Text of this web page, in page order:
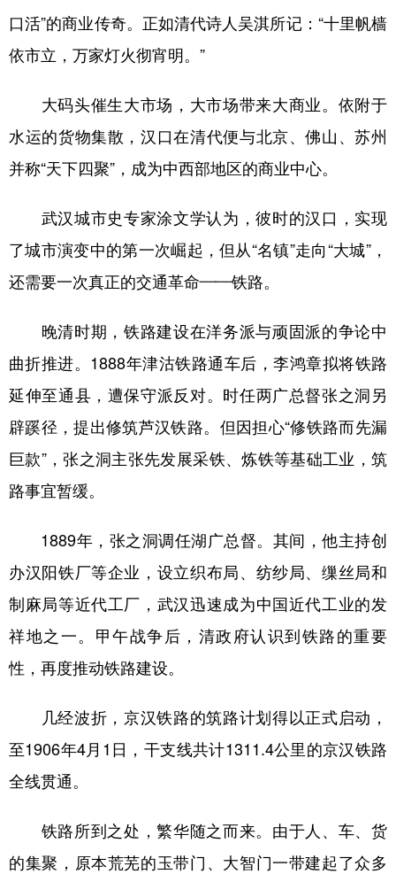
口活”的商业传奇。正如清代诗人吴淇所记：“十里帆樯
依市立，万家灯火彻宵明。”
大码头催生大市场，大市场带来大商业。依附于
水运的货物集散，汉口在清代便与北京、佛山、苏州
并称“天下四聚”，成为中西部地区的商业中心。
武汉城市史专家涂文学认为，彼时的汉口，实现
了城市演变中的第一次崛起，但从“名镇”走向“大城”，
还需要一次真正的交通革命——铁路。
晚清时期，铁路建设在洋务派与顽固派的争论中
曲折推进。1888年津沽铁路通车后，李鸿章拟将铁路
延伸至通县，遭保守派反对。时任两广总督张之洞另
辟蹊径，提出修筑芦汉铁路。但因担心“修铁路而先漏
巨款”，张之洞主张先发展采铁、炼铁等基础工业，筑
路事宜暂缓。
1889年，张之洞调任湖广总督。其间，他主持创
办汉阳铁厂等企业，设立织布局、纺纱局、缫丝局和
制麻局等近代工厂，武汉迅速成为中国近代工业的发
祥地之一。甲午战争后，清政府认识到铁路的重要
性，再度推动铁路建设。
几经波折，京汉铁路的筑路计划得以正式启动，
至1906年4月1日，干支线共计1311.4公里的京汉铁路
全线贯通。
铁路所到之处，繁华随之而来。由于人、车、货
的集聚，原本荒芜的玉带门、大智门一带建起了众多